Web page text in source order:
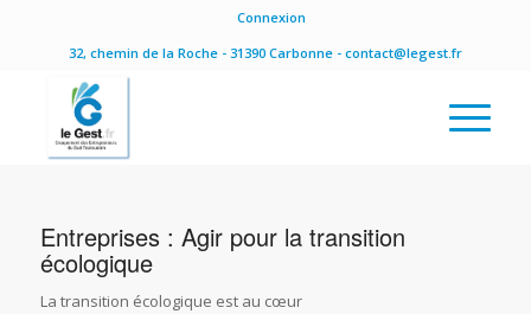
Connexion
32, chemin de la Roche - 31390 Carbonne - contact@legest.fr
Entreprises : Agir pour la transition
écologique
La transition écologique est au cœur